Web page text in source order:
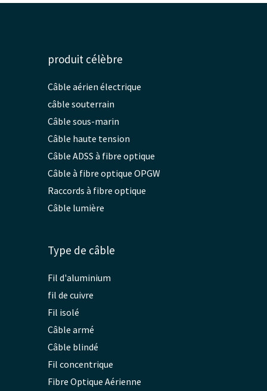
produit célèbre
Câble aérien électrique
câble souterrain
Câble sous-marin
Câble haute tension
Câble ADSS à fibre optique
Câble à fibre optique OPGW
Raccords à fibre optique
Câble lumière
Type de câble
Fil d'aluminium
fil de cuivre
Fil isolé
Câble armé
Câble blindé
Fil concentrique
Fibre Optique Aérienne